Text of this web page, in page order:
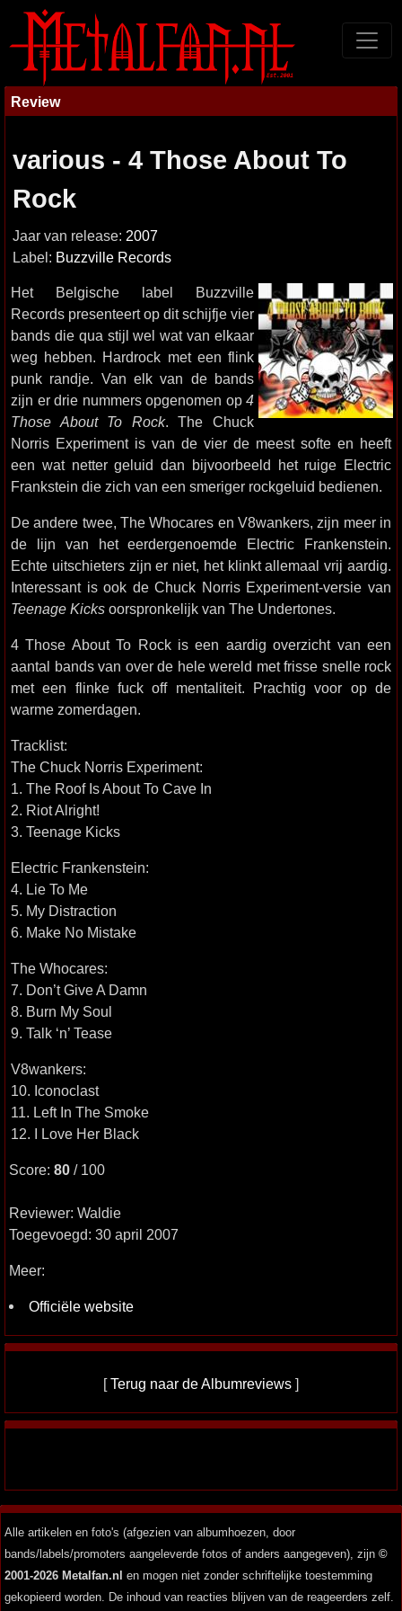
Review
various - 4 Those About To
Rock
Jaar van release: 2007
Label: Buzzville Records
Het Belgische label Buzzville
Records presenteert op dit schijfje vier
bands die qua stijl wel wat van elkaar
weg hebben. Hardrock met een flink
punk randje. Van elk van de bands
zijn er drie nummers opgenomen op 4
Those About To Rock. The Chuck
Norris Experiment is van de vier de meest softe en heeft
een wat netter geluid dan bijvoorbeeld het ruige Electric
Frankstein die zich van een smeriger rockgeluid bedienen.
De andere twee, The Whocares en V8wankers, zijn meer in
de lijn van het eerdergenoemde Electric Frankenstein.
Echte uitschieters zijn er niet, het klinkt allemaal vrij aardig.
Interessant is ook de Chuck Norris Experiment-versie van
Teenage Kicks oorspronkelijk van The Undertones.
4 Those About To Rock is een aardig overzicht van een
aantal bands van over de hele wereld met frisse snelle rock
met een flinke fuck off mentaliteit. Prachtig voor op de
warme zomerdagen.
Tracklist:
The Chuck Norris Experiment:
1. The Roof Is About To Cave In
2. Riot Alright!
3. Teenage Kicks
Electric Frankenstein:
4. Lie To Me
5. My Distraction
6. Make No Mistake
The Whocares:
7. Don’t Give A Damn
8. Burn My Soul
9. Talk ‘n’ Tease
V8wankers:
10. Iconoclast
11. Left In The Smoke
12. I Love Her Black
Score: 80 / 100
Reviewer: Waldie
Toegevoegd: 30 april 2007
Meer:
Officiële website
[Terug naar de Albumreviews ]
Alle artikelen en foto's (afgezien van albumhoezen, door
bands/labels/promoters aangeleverde fotos of anders aangegeven), zijn ©
2001-2026 Metalfan.nl en mogen niet zonder schriftelijke toestemming
gekopieerd worden. De inhoud van reacties blijven van de reageerders zelf.